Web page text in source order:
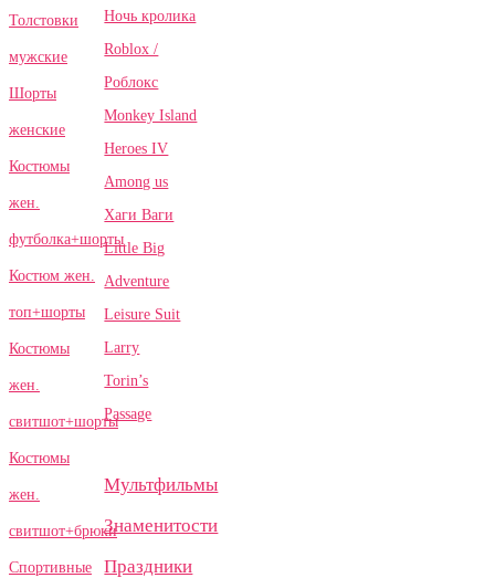
Толстовки
мужские
Шорты
женские
Костюмы
жен.
футболка+шорты
Костюм жен.
топ+шорты
Костюмы
жен.
свитшот+шорты
Костюмы
жен.
свитшот+брюки
Спортивные
Ночь кролика
Roblox /
Роблокс
Monkey Island
Heroes IV
Among us
Хаги Ваги
Little Big
Adventure
Leisure Suit
Larry
Torin’s
Passage
Мультфильмы
Знаменитости
Праздники